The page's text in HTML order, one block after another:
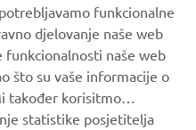
funkcionalne
djelovanje naše web
naše web
što su vaše informacije o
također korisitmo
statistike posjetitelja